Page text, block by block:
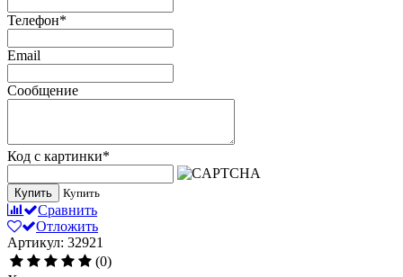
Телефон*
Email
Сообщение
Код с картинки*
Купить Купить
Сравнить
Отложить
Артикул: 32921
(0)